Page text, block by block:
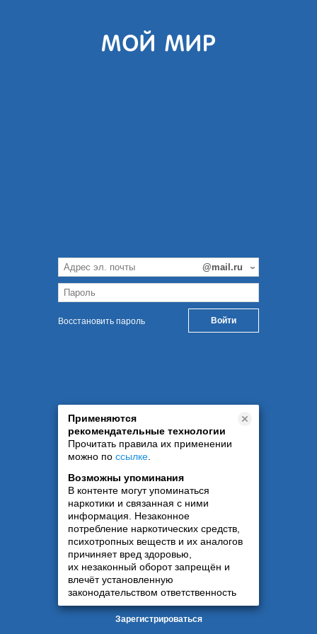
Восстановить пароль
Применяются
рекомендательные технологии
Прочитать правила их применении
можно по ссылке
Возможны упоминания
В контенте могут упоминаться
наркотики и связанная с ними
информация. Незаконное
потребление наркотических средств,
психотропных веществ и их аналогов
причиняет вред здоровью,
их незаконный оборот запрещён и
влечёт установленную
законодательством ответственность
Зарегистрироваться